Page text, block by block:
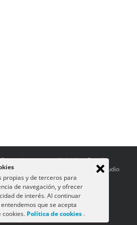
de investigación Japón y España:
| Diseño y desarrollo:
Rara Avis Estudio
Gráfico
propias y de terceros para
de navegación, y ofrecer
de interés. Al continuar
que se acepta
cookies. Política de cookies .